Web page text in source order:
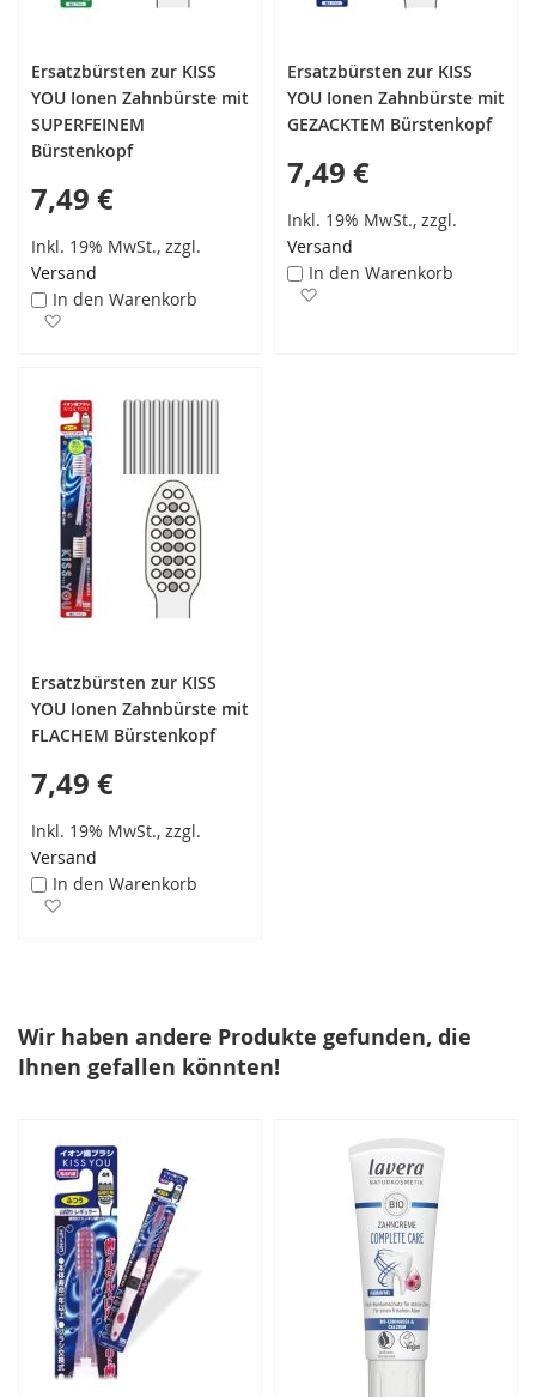
Ersatzbürsten zur KISS
YOU Ionen Zahnbürste mit
SUPERFEINEM
Bürstenkopf
7,49 €
Inkl. 19% MwSt., zzgl.
Versand
In den Warenkorb
Ersatzbürsten zur KISS
YOU Ionen Zahnbürste mit
GEZACKTEM Bürstenkopf
7,49 €
Inkl. 19% MwSt., zzgl.
Versand
In den Warenkorb
Ersatzbürsten zur KISS
YOU Ionen Zahnbürste mit
FLACHEM Bürstenkopf
7,49 €
Inkl. 19% MwSt., zzgl.
Versand
In den Warenkorb
Wir haben andere Produkte gefunden, die
Ihnen gefallen könnten!